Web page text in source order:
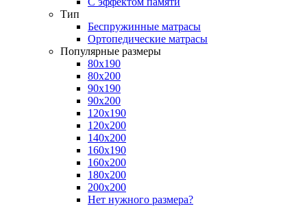
Тип
Беспружинные матрасы
Ортопедические матрасы
Популярные размеры
80х190
80х200
90х190
90х200
120х190
120х200
140х200
160х190
160х200
180х200
200х200
Нет нужного размера?